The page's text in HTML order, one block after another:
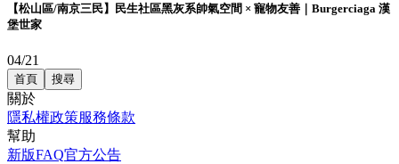
【松山區/南京三民】民生社區黑灰系帥氣空間 × 寵物友善｜Burgerciaga 漢
堡世家
04/21
首頁 搜尋
關於
隱私權政策服務條款
幫助
新版FAQ官方公告